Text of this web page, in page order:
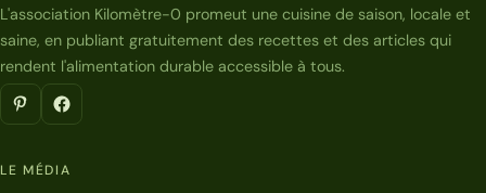
L'association Kilomètre-0 promeut une cuisine de saison, locale et
saine, en publiant gratuitement des recettes et des articles qui
rendent l'alimentation durable accessible à tous.
LE MÉDIA